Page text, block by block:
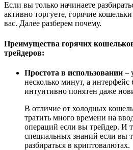
Если вы только начинаете
активно торгуете, горячие
вас. Далее разберем почему.
Преимущества горячих
трейдеров:
Простота в использовании –
несколько минут, а
интуитивно понятен даже
В отличие от холодных
тратить много времени на
операций если вы трейдер. И
специальных знаний если вы
разбираться в криптовалютах.